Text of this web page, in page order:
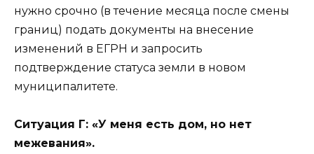
нужно срочно (в течение месяца после смены
границ) подать документы на внесение
изменений в ЕГРН и запросить
подтверждение статуса земли в новом
муниципалитете.
Ситуация Г: «У меня есть дом, но нет
межевания».